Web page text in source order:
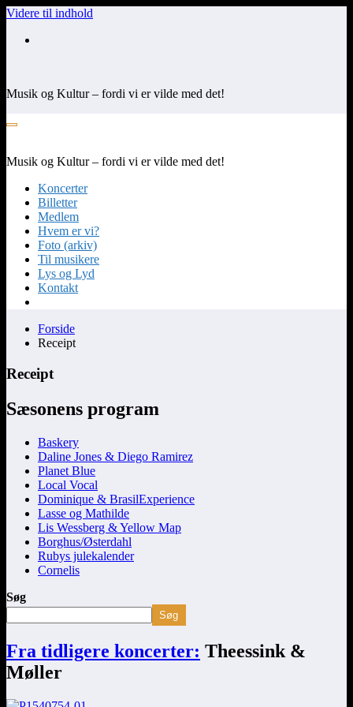
Videre til indhold
Musik og Kultur – fordi vi er vilde med det!
Musik og Kultur – fordi vi er vilde med det!
Koncerter
Billetter
Medlem
Hvem er vi?
Foto (arkiv)
Til musikere
Lys og Lyd
Kontakt
Forside
Receipt
Receipt
Sæsonens program
Baskery
Daline Jones & Diego Ramirez
Planet Blue
Local Vocal
Dominique & BrasilExperience
Lasse og Mathilde
Lis Wessberg & Yellow Map
Borghus/Østerdahl
Rubys julekalender
Cornelis
Søg
Søg
Fra tidligere koncerter: Theessink &
Møller